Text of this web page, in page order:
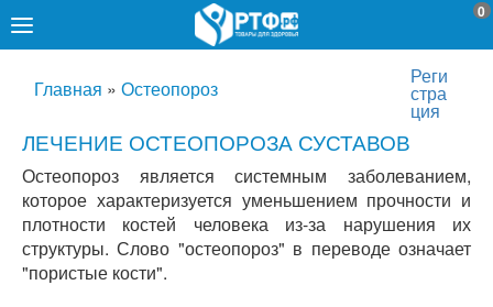
0
Реги
стра
ция
Главная » Остеопороз
ЛЕЧЕНИЕ ОСТЕОПОРОЗА СУСТАВОВ
Остеопороз является системным заболеванием,
которое характеризуется уменьшением прочности и
плотности костей человека из-за нарушения их
структуры. Слово "остеопороз" в переводе означает
"пористые кости".